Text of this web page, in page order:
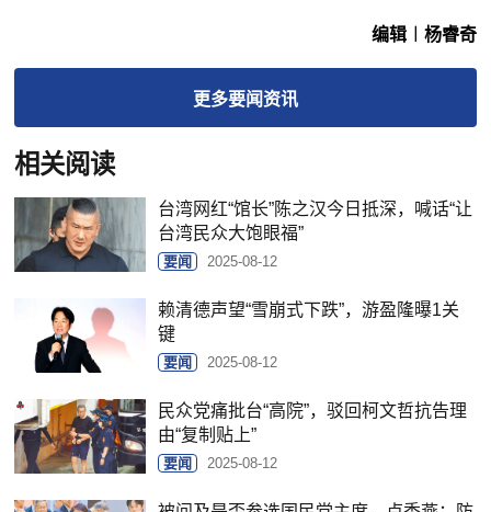
编辑︱杨睿奇
更多要闻资讯
相关阅读
台湾网红“馆长”陈之汉今日抵深，喊话“让
台湾民众大饱眼福”
要闻 2025-08-12
赖清德声望“雪崩式下跌”，游盈隆曝1关
键
要闻 2025-08-12
民众党痛批台“高院”，驳回柯文哲抗告理
由“复制贴上”
要闻 2025-08-12